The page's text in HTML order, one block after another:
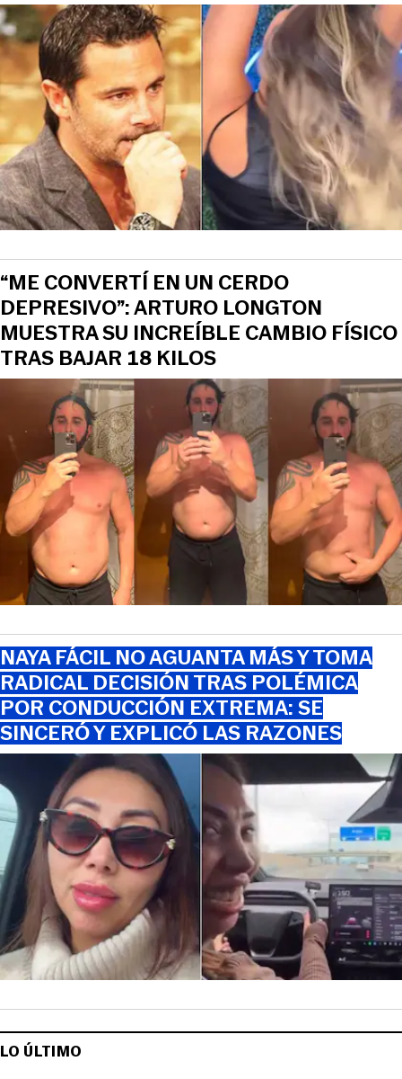
“ME CONVERTÍ EN UN CERDO
DEPRESIVO”: ARTURO LONGTON
MUESTRA SU INCREÍBLE CAMBIO FÍSICO
TRAS BAJAR 18 KILOS
NAYA FÁCIL NO AGUANTA MÁS Y TOMA
RADICAL DECISIÓN TRAS POLÉMICA
POR CONDUCCIÓN EXTREMA: SE
SINCERÓ Y EXPLICÓ LAS RAZONES
LO ÚLTIMO